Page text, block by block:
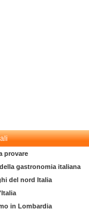
provare
gastronomia italiana
del nord Italia
in Lombardia